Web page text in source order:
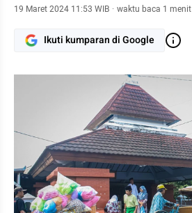
19 Maret 2024 11:53 WIB · waktu baca 1 menit
Ikuti kumparan di Google